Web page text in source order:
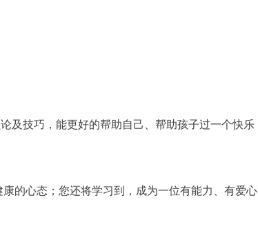
及技巧，能更好的帮助自己、帮助孩子过一个快乐
的心态；您还将学习到，成为一位有能力、有爱心